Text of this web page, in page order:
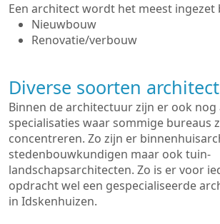
Een architect wordt het meest ingezet
Nieuwbouw
Renovatie/verbouw
Diverse soorten
Binnen de architectuur zijn er ook nog
specialisaties waar sommige bureaus
concentreren. Zo zijn er
stedenbouwkundigen maar ook tuin-
landschapsarchitecten. Zo is er voor
opdracht wel een gespecialiseerde
in Idskenhuizen.